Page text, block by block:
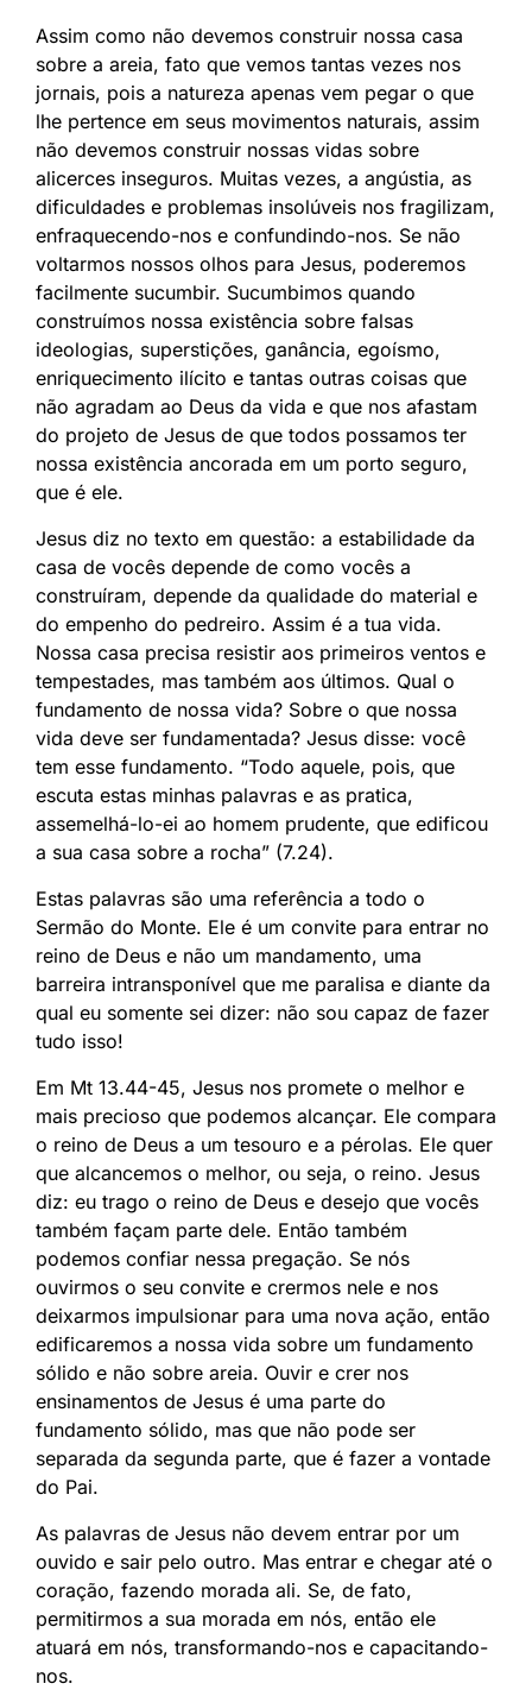
Assim como não devemos construir nossa casa
sobre a areia, fato que vemos tantas vezes nos
jornais, pois a natureza apenas vem pegar o que
lhe pertence em seus movimentos naturais, assim
não devemos construir nossas vidas sobre
alicerces inseguros. Muitas vezes, a angústia, as
dificuldades e problemas insolúveis nos fragilizam,
enfraquecendo-nos e confundindo-nos. Se não
voltarmos nossos olhos para Jesus, poderemos
facilmente sucumbir. Sucumbimos quando
construímos nossa existência sobre falsas
ideologias, superstições, ganância, egoísmo,
enriquecimento ilícito e tantas outras coisas que
não agradam ao Deus da vida e que nos afastam
do projeto de Jesus de que todos possamos ter
nossa existência ancorada em um porto seguro,
que é ele.
Jesus diz no texto em questão: a estabilidade da
casa de vocês depende de como vocês a
construíram, depende da qualidade do material e
do empenho do pedreiro. Assim é a tua vida.
Nossa casa precisa resistir aos primeiros ventos e
tempestades, mas também aos últimos. Qual o
fundamento de nossa vida? Sobre o que nossa
vida deve ser fundamentada? Jesus disse: você
tem esse fundamento. “Todo aquele, pois, que
escuta estas minhas palavras e as pratica,
assemelhá-lo-ei ao homem prudente, que edificou
a sua casa sobre a rocha” (7.24).
Estas palavras são uma referência a todo o
Sermão do Monte. Ele é um convite para entrar no
reino de Deus e não um mandamento, uma
barreira intransponível que me paralisa e diante da
qual eu somente sei dizer: não sou capaz de fazer
tudo isso!
Em Mt 13.44-45, Jesus nos promete o melhor e
mais precioso que podemos alcançar. Ele compara
o reino de Deus a um tesouro e a pérolas. Ele quer
que alcancemos o melhor, ou seja, o reino. Jesus
diz: eu trago o reino de Deus e desejo que vocês
também façam parte dele. Então também
podemos confiar nessa pregação. Se nós
ouvirmos o seu convite e crermos nele e nos
deixarmos impulsionar para uma nova ação, então
edificaremos a nossa vida sobre um fundamento
sólido e não sobre areia. Ouvir e crer nos
ensinamentos de Jesus é uma parte do
fundamento sólido, mas que não pode ser
separada da segunda parte, que é fazer a vontade
do Pai.
As palavras de Jesus não devem entrar por um
ouvido e sair pelo outro. Mas entrar e chegar até o
coração, fazendo morada ali. Se, de fato,
permitirmos a sua morada em nós, então ele
atuará em nós, transformando-nos e capacitando-
nos.